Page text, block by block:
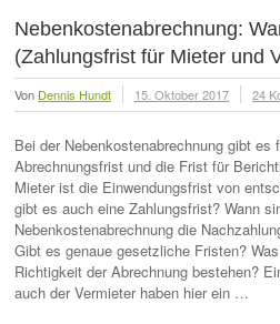
Nebenkostenabrechnung:
(Zahlungsfrist für Mieter und
Von Dennis Hundt 15. Oktober 2017 24
Bei der Nebenkostenabrechnung gibt es
Abrechnungsfrist und die Frist für
Mieter ist die Einwendungsfrist von
gibt es auch eine Zahlungsfrist? Wann
Nebenkostenabrechnung die
Gibt es genaue gesetzliche Fristen?
Richtigkeit der Abrechnung bestehen?
auch der Vermieter haben hier ein …